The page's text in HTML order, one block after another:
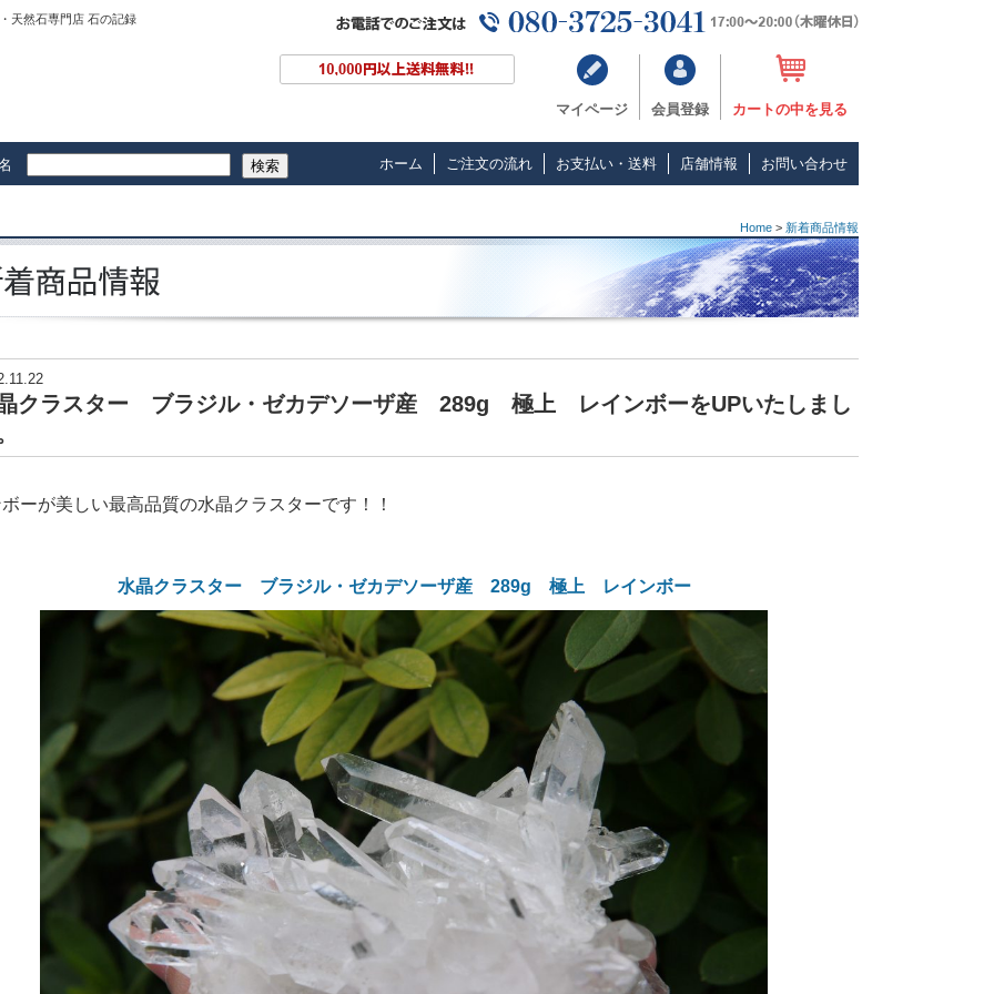
天然石専門店 石の記録
マイページ 会員登録 カートの中を見る
検索 ホーム ご注文の流れ お支払い・送料 店舗情報 お問い合わせ
Home > 新着商品情報
クラスター ブラジル・ゼカデソーザ産 289g 極上 レインボーをUPいたしまし
ーが美しい最高品質の水晶クラスターです！！
水晶クラスター ブラジル・ゼカデソーザ産 289g 極上 レインボー